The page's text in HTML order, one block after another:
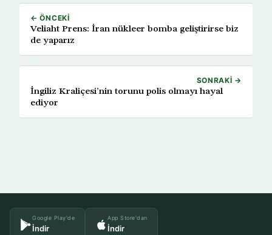
← ÖNCEKI
Veliaht Prens: İran nükleer bomba geliştirirse biz
de yaparız
SONRAKI →
İngiliz Kraliçesi’nin torunu polis olmayı hayal
ediyor
Google Play'de
İndir
App Store'dan
İndir